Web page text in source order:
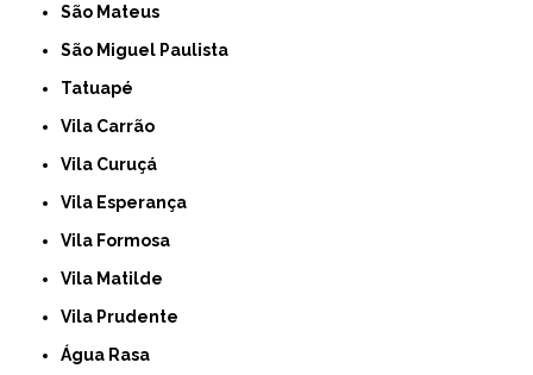
São Mateus
São Miguel Paulista
Tatuapé
Vila Carrão
Vila Curuçá
Vila Esperança
Vila Formosa
Vila Matilde
Vila Prudente
Água Rasa